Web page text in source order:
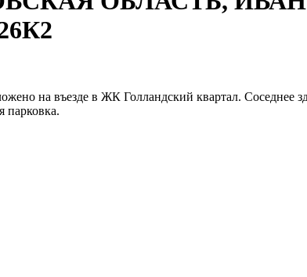
на въезде в ЖК Голландский квартал. Соседнее
парковка.